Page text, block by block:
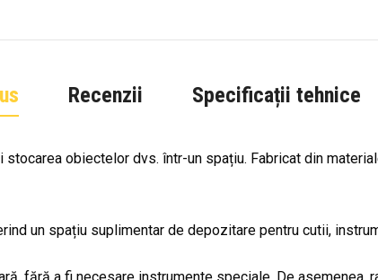
Recenzii Specificații tehnice
obiectelor dvs. într-un spațiu. Fabricat din
un spațiu suplimentar de depozitare pentru cutii,